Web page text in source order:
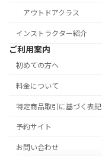
アウトドアクラス
インストラクター紹介
ご利用案内
初めての方へ
料金について
特定商品取引に基づく表記
予約サイト
お問い合わせ